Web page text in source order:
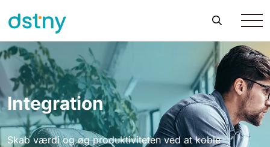
Integration
Skab værdi og øg produktiviteten ved at koble